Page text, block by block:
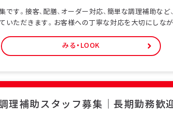
す。接客、配膳、オーダー対応、簡単な調理補助など
いただきます。お客様への丁寧な対応を大切にしなが
未経験の方でも研修制度があり、日本の飲食サービス
定した雇用形態で、長期的なキャリア形成が可能です
みる・LOOK
理補助スタッフ募集｜長期勤務歓